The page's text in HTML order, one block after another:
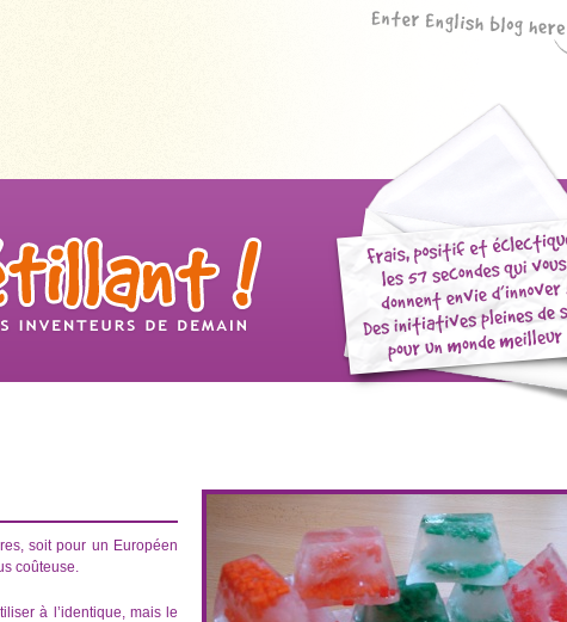
soit pour un Européen
coûteuse.
à l’identique, mais le